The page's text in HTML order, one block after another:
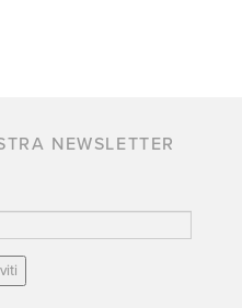
NEWSLETTER